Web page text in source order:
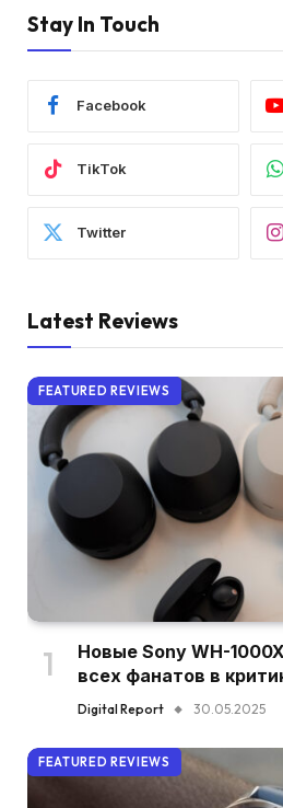
Stay In Touch
Facebook
TikTok
Twitter
Latest Reviews
FEATURED REVIEWS
Новые Sony WH-
всех фанатов в
Digital Report 30.05.2025
FEATURED REVIEWS